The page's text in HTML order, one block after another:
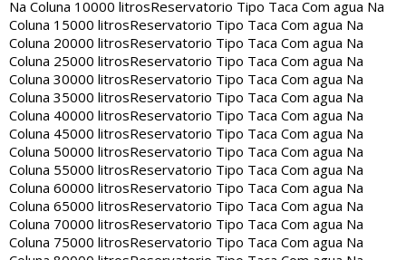
Na Coluna 10000 litrosReservatorio Tipo Taca Com agua Na
Coluna 15000 litrosReservatorio Tipo Taca Com agua Na
Coluna 20000 litrosReservatorio Tipo Taca Com agua Na
Coluna 25000 litrosReservatorio Tipo Taca Com agua Na
Coluna 30000 litrosReservatorio Tipo Taca Com agua Na
Coluna 35000 litrosReservatorio Tipo Taca Com agua Na
Coluna 40000 litrosReservatorio Tipo Taca Com agua Na
Coluna 45000 litrosReservatorio Tipo Taca Com agua Na
Coluna 50000 litrosReservatorio Tipo Taca Com agua Na
Coluna 55000 litrosReservatorio Tipo Taca Com agua Na
Coluna 60000 litrosReservatorio Tipo Taca Com agua Na
Coluna 65000 litrosReservatorio Tipo Taca Com agua Na
Coluna 70000 litrosReservatorio Tipo Taca Com agua Na
Coluna 75000 litrosReservatorio Tipo Taca Com agua Na